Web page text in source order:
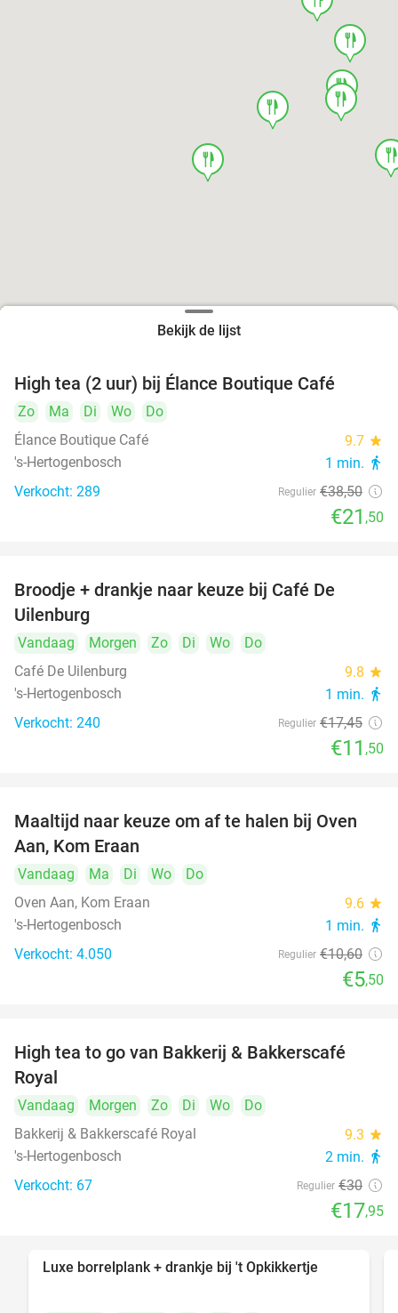
food
food
food
food
food
Bekijk de lijst
High tea (2 uur) bij Élance Boutique Café
Zo Ma Di Wo
Do
Élance Boutique Café
9.7 star
's-Hertogenbosch 1 min. directions_walk
Verkocht: 289 Regulier €38,50
€21 ,50
Broodje + drankje naar keuze bij Café De
Uilenburg
Vandaag Morgen Zo Di Wo
Do
Café De Uilenburg
9.8 star
's-Hertogenbosch 1 min. directions_walk
Verkocht: 240 Regulier €17,45
€11 ,50
48%
Maaltijd naar keuze om af te halen bij Oven
Aan, Kom Eraan
Vandaag Ma Di Wo
Do
Oven Aan, Kom Eraan
9.6 star
's-Hertogenbosch 1 min. directions_walk
Verkocht: 4.050 Regulier €10,60
€5,50
40%
High tea to go van Bakkerij & Bakkerscafé
Royal
Vandaag Morgen Zo Di Wo
Do
Bakkerij & Bakkerscafé Royal
9.3 star
's-Hertogenbosch 2 min. directions_walk
Verkocht: 67 Regulier €30
€17,95
Luxe borrelplank + drankje bij 't Opkikkertje